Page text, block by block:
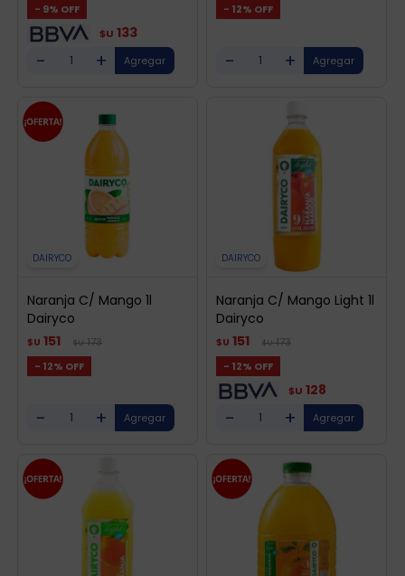
9
$U 133
- +
12
- +
DAIRYCO
Naranja C/ Mango 1l
Dairyco
$U 151 $U 173
12
- +
DAIRYCO
Naranja C/ Mango Light 1l
Dairyco
$U 151 $U 173
12
$U 128
- +